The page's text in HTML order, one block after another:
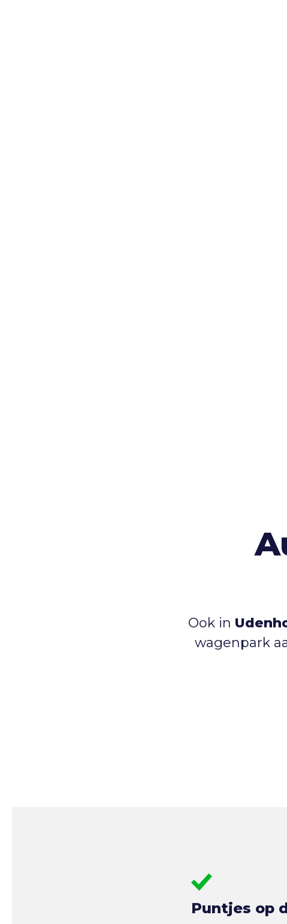
Ook in
wagenpark
Puntjes op